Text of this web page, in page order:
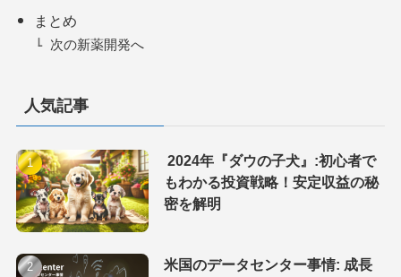
まとめ
次の新薬開発へ
人気記事
2024年『ダウの子犬』:初心者で
もわかる投資戦略！安定収益の秘
密を解明
米国のデータセンター事情: 成長